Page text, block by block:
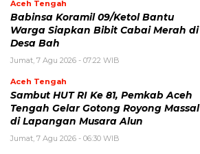
Aceh Tengah
‎Babinsa Koramil 09/Ketol Bantu
Warga Siapkan Bibit Cabai Merah di
Desa Bah
Jumat, 7 Agu 2026 - 07:22 WIB
Aceh Tengah
Sambut HUT RI Ke 81, Pemkab Aceh
Tengah Gelar Gotong Royong Massal
di Lapangan Musara Alun
Jumat, 7 Agu 2026 - 06:30 WIB